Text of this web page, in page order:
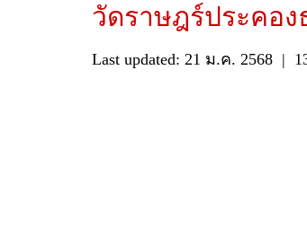
วัดราษฎร์ประคอง
Last updated: 21 ม.ค. 2568 |